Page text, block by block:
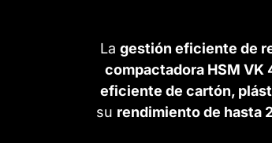
La gestión eficiente de
compactadora HSM VK
eficiente de cartón,
su rendimiento de hasta